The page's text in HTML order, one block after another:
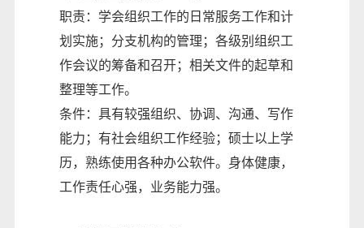
职责：学会组织工作的日常服务工作和计
划实施；分支机构的管理；各级别组织工
作会议的筹备和召开；相关文件的起草和
整理等工作。
条件：具有较强组织、协调、沟通、写作
能力；有社会组织工作经验；硕士以上学
历，熟练使用各种办公软件。身体健康，
工作责任心强，业务能力强。